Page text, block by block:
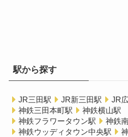
駅から探す
JR三田駅 JR新三田駅 JR
神鉄三田本町駅
神鉄横山駅
神鉄フラワータウン駅
神鉄
神鉄ウッディタウン中央駅